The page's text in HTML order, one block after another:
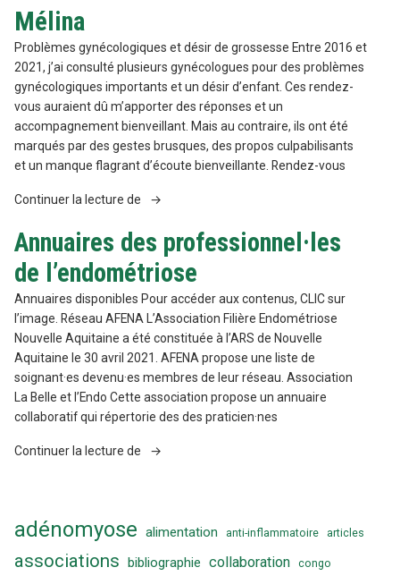
Mélina
Problèmes gynécologiques et désir de grossesse Entre 2016 et
2021, j’ai consulté plusieurs gynécologues pour des problèmes
gynécologiques importants et un désir d’enfant. Ces rendez-
vous auraient dû m’apporter des réponses et un
accompagnement bienveillant. Mais au contraire, ils ont été
marqués par des gestes brusques, des propos culpabilisants
et un manque flagrant d’écoute bienveillante. Rendez-vous
Continuer la lecture de « Mélina »
Annuaires des professionnel·les
de l’endométriose
Annuaires disponibles Pour accéder aux contenus, CLIC sur
l’image. Réseau AFENA L’Association Filière Endométriose
Nouvelle Aquitaine a été constituée à l’ARS de Nouvelle
Aquitaine le 30 avril 2021. AFENA propose une liste de
soignant·es devenu·es membres de leur réseau. Association
La Belle et l’Endo Cette association propose un annuaire
collaboratif qui répertorie des des praticien·nes
Continuer la lecture de
« Annuaires
l’endométriose »
adénomyose alimentation anti-inflammatoire articles
associations bibliographie collaboration congo